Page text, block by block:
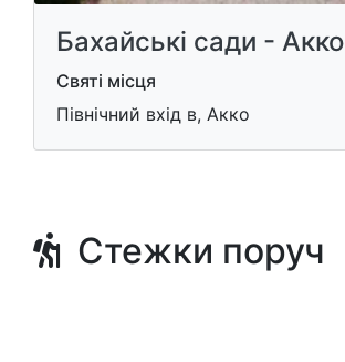
Бахайські сади - Акко
Святі місця
Північний вхід в, Акко
Стежки поруч